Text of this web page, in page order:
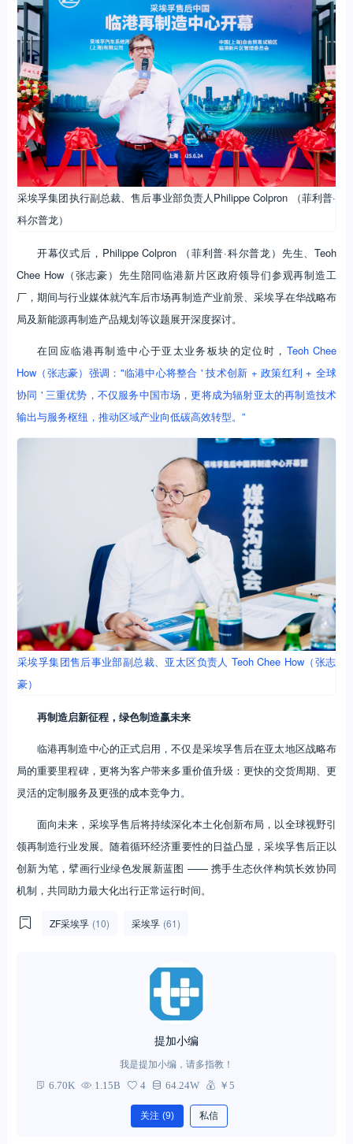
采埃孚集团执行副总裁、售后事业部负责人Philippe Colpron （菲利普·
科尔普龙）
开幕仪式后，Philippe Colpron （菲利普·科尔普龙）先生、Teoh
Chee How（张志豪）先生陪同临港新片区政府领导们参观再制造工
厂，期间与行业媒体就汽车后市场再制造产业前景、采埃孚在华战略布
局及新能源再制造产品规划等议题展开深度探讨。
在回应临港再制造中心于亚太业务板块的定位时， Teoh Chee
How（张志豪）强调："临港中心将整合 ' 技术创新 + 政策红利 + 全球
协同 ' 三重优势，不仅服务中国市场，更将成为辐射亚太的再制造技术
输出与服务枢纽，推动区域产业向低碳高效转型。”
采埃孚集团售后事业部副总裁、亚太区负责人 Teoh Chee How（张志
豪）
再制造启新征程，绿色制造赢未来
临港再制造中心的正式启用，不仅是采埃孚售后在亚太地区战略布
局的重要里程碑，更将为客户带来多重价值升级：更快的交货周期、更
灵活的定制服务及更强的成本竞争力。
面向未来，采埃孚售后将持续深化本土化创新布局，以全球视野引
领再制造行业发展。随着循环经济重要性的日益凸显，采埃孚售后正以
创新为笔，擘画行业绿色发展新蓝图 —— 携手生态伙伴构筑长效协同
机制，共同助力最大化出行正常运行时间。
ZF采埃孚 (10) 采埃孚 (61)
提加小编
我是提加小编，请多指教！
6.70K 1.15B 4 64.24W ￥5
关注 (9) 私信